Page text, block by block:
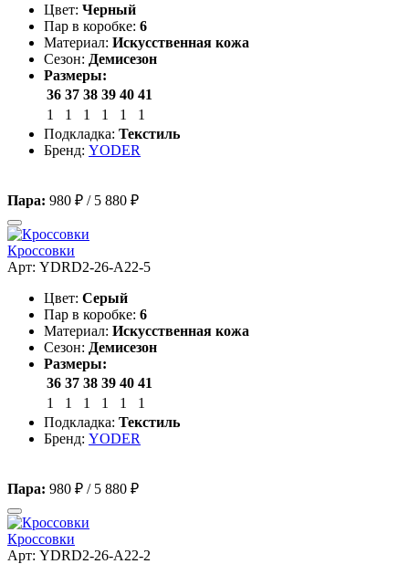
Цвет: Черный
Пар в коробке: 6
Материал: Искусственная кожа
Сезон: Демисезон
Размеры:
36 37 38 39 40 41
1
1 1 1 1
1
Подкладка: Текстиль
Бренд: YODER
Пара: 980 ₽ / 5 880 ₽
Кроссовки
Арт: YDRD2-26-A22-5
Цвет: Серый
Пар в коробке: 6
Материал: Искусственная кожа
Сезон: Демисезон
Размеры:
36 37 38 39 40 41
1
1 1 1 1
1
Подкладка: Текстиль
Бренд: YODER
Пара: 980 ₽ / 5 880 ₽
Кроссовки
Арт: YDRD2-26-A22-2